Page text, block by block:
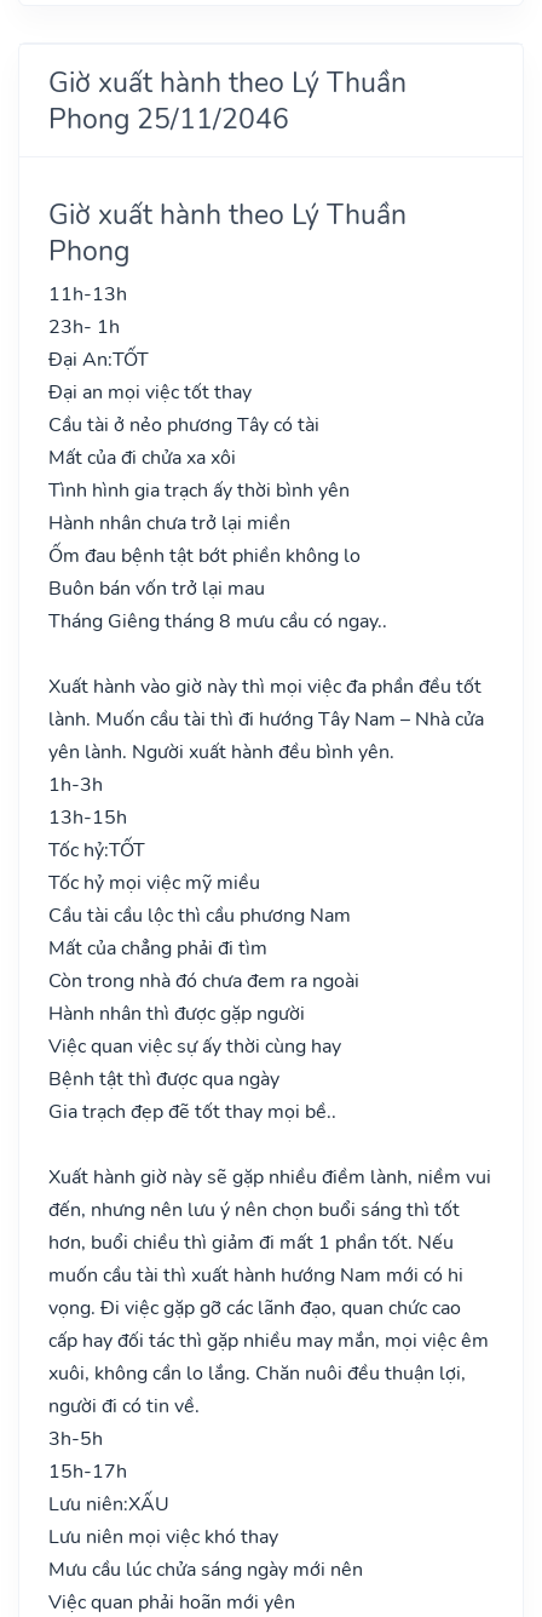
Giờ xuất hành theo Lý Thuần
Phong 25/11/2046
Giờ xuất hành theo Lý Thuần
Phong
11h-13h
23h- 1h
Đại An:TỐT
Đại an mọi việc tốt thay
Cầu tài ở nẻo phương Tây có tài
Mất của đi chửa xa xôi
Tình hình gia trạch ấy thời bình yên
Hành nhân chưa trở lại miền
Ốm đau bệnh tật bớt phiền không lo
Buôn bán vốn trở lại mau
Tháng Giêng tháng 8 mưu cầu có ngay..
Xuất hành vào giờ này thì mọi việc đa phần đều tốt
lành. Muốn cầu tài thì đi hướng Tây Nam – Nhà cửa
yên lành. Người xuất hành đều bình yên.
1h-3h
13h-15h
Tốc hỷ:TỐT
Tốc hỷ mọi việc mỹ miều
Cầu tài cầu lộc thì cầu phương Nam
Mất của chẳng phải đi tìm
Còn trong nhà đó chưa đem ra ngoài
Hành nhân thì được gặp người
Việc quan việc sự ấy thời cùng hay
Bệnh tật thì được qua ngày
Gia trạch đẹp đẽ tốt thay mọi bề..
Xuất hành giờ này sẽ gặp nhiều điềm lành, niềm vui
đến, nhưng nên lưu ý nên chọn buổi sáng thì tốt
hơn, buổi chiều thì giảm đi mất 1 phần tốt. Nếu
muốn cầu tài thì xuất hành hướng Nam mới có hi
vọng. Đi việc gặp gỡ các lãnh đạo, quan chức cao
cấp hay đối tác thì gặp nhiều may mắn, mọi việc êm
xuôi, không cần lo lắng. Chăn nuôi đều thuận lợi,
người đi có tin về.
3h-5h
15h-17h
Lưu niên:XẤU
Lưu niên mọi việc khó thay
Mưu cầu lúc chửa sáng ngày mới nên
Việc quan phải hoãn mới yên